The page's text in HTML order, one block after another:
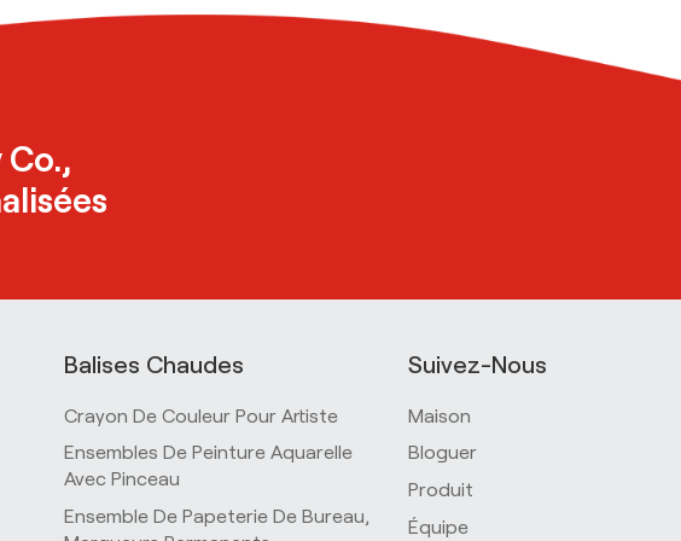
Balises Chaudes
Crayon De Couleur Pour Artiste
Ensembles De Peinture Aquarelle
Avec Pinceau
Ensemble De Papeterie De Bureau,
Suivez-Nous
Maison
Bloguer
Produit
Équipe